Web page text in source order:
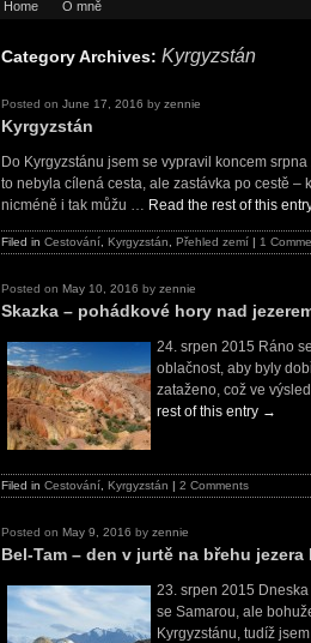
Home O mně
Category Archives: Kyrgyzstán
Posted on June 17, 2016 by zennie
Kyrgyzstán
Do Kyrgyzstánu jsem se vypravil koncem
to nebyla cílená cesta, ale zastávka po cestě
nicméně i tak můžu … Read the rest of this
Filed in Cestování Kyrgyzstán Přehled zemí | 1
Posted on May 10, 2016 by zennie
Skazka – pohádkové hory nad
24. srpen 2015 Ráno
oblačnost, aby byly
zataženo, což ve
rest of this entry →
Filed in Cestování Kyrgyzstán | 2 Comments
Posted on May 9, 2016 by zennie
Bel-Tam – den v jurtě na břehu jezera
23. srpen 2015
se Samarou, ale
Kyrgyzstánu, tudíž